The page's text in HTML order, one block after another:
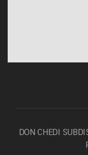
DON CHEDI